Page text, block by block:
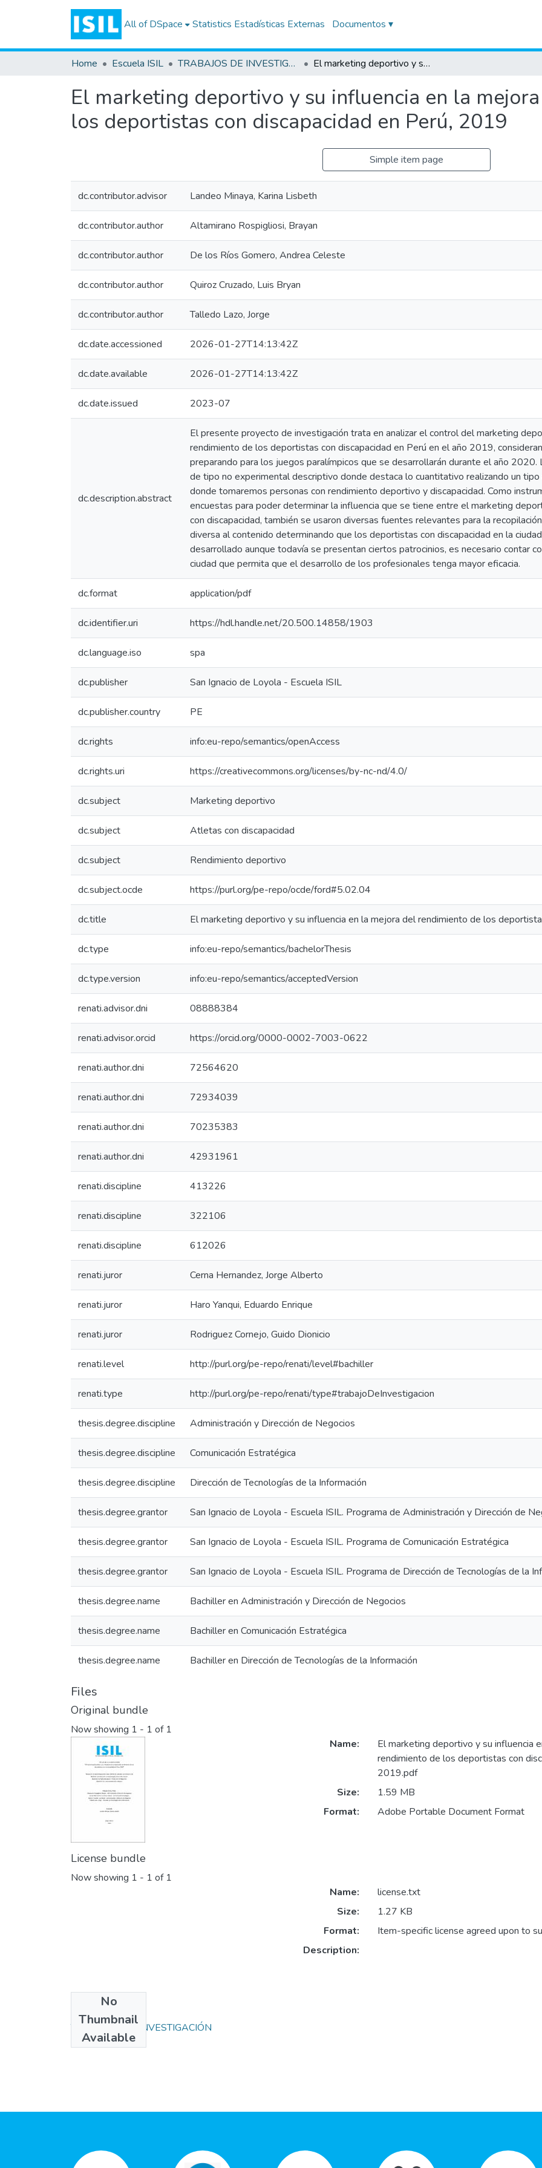
All of DSpace Statistics Estadísticas Externas Documentos ▾
Home Escuela ISIL TRABAJOS DE INVESTIGACIÓN El marketing deportivo y su influencia en la mejora del rendimiento de los deportistas con discapacidad en Perú, 2019
El marketing deportivo y su influencia en la
los deportistas con discapacidad en Perú, 2019
Simple item page
dc.contributor.advisor Landeo Minaya, Karina Lisbeth
dc.contributor.author Altamirano Rospigliosi, Brayan
dc.contributor.author De los Ríos Gomero, Andrea Celeste
dc.contributor.author Quiroz Cruzado, Luis Bryan
dc.contributor.author Talledo Lazo, Jorge
dc.date.accessioned 2026-01-27T14:13:42Z
dc.date.available 2026-01-27T14:13:42Z
dc.date.issued 2023-07
dc.description.abstract
El presente proyecto de investigación trata en analizar el control del marketing
rendimiento de los deportistas con discapacidad en Perú en el año 2019,
preparando para los juegos paralímpicos que se desarrollarán durante el año
de tipo no experimental descriptivo donde destaca lo cuantitativo realizando un tipo
donde tomaremos personas con rendimiento deportivo y discapacidad. Como
encuestas para poder determinar la influencia que se tiene entre el marketing
con discapacidad, también se usaron diversas fuentes relevantes para la
diversa al contenido determinando que los deportistas con discapacidad en la
desarrollado aunque todavía se presentan ciertos patrocinios, es necesario contar
ciudad que permita que el desarrollo de los profesionales tenga mayor eficacia.
dc.format application/pdf
dc.identifier.uri https://hdl.handle.net/20.500.14858/1903
dc.language.iso spa
dc.publisher San Ignacio de Loyola - Escuela ISIL
dc.publisher.country PE
dc.rights info:eu-repo/semantics/openAccess
dc.rights.uri https://creativecommons.org/licenses/by-nc-nd/4.0/
dc.subject Marketing deportivo
dc.subject Atletas con discapacidad
dc.subject Rendimiento deportivo
dc.subject.ocde https://purl.org/pe-repo/ocde/ford#5.02.04
dc.title El marketing deportivo y su influencia en la mejora del rendimiento de los
dc.type info:eu-repo/semantics/bachelorThesis
dc.type.version info:eu-repo/semantics/acceptedVersion
renati.advisor.dni 08888384
renati.advisor.orcid https://orcid.org/0000-0002-7003-0622
renati.author.dni 72564620
renati.author.dni 72934039
renati.author.dni 70235383
renati.author.dni 42931961
renati.discipline 413226
renati.discipline 322106
renati.discipline 612026
renati.juror Cerna Hernandez, Jorge Alberto
renati.juror Haro Yanqui, Eduardo Enrique
renati.juror Rodriguez Cornejo, Guido Dionicio
renati.level http://purl.org/pe-repo/renati/level#bachiller
renati.type http://purl.org/pe-repo/renati/type#trabajoDeInvestigacion
thesis.degree.discipline Administración y Dirección de Negocios
thesis.degree.discipline Comunicación Estratégica
thesis.degree.discipline Dirección de Tecnologías de la Información
thesis.degree.grantor San Ignacio de Loyola - Escuela ISIL. Programa de Administración y Dirección de
thesis.degree.grantor San Ignacio de Loyola - Escuela ISIL. Programa de Comunicación Estratégica
thesis.degree.grantor San Ignacio de Loyola - Escuela ISIL. Programa de Dirección de Tecnologías de la
thesis.degree.name Bachiller en Administración y Dirección de Negocios
thesis.degree.name Bachiller en Comunicación Estratégica
thesis.degree.name Bachiller en Dirección de Tecnologías de la Información
Files
Original bundle
Now showing 1 - 1 of 1
Name:
El marketing deportivo y su influencia
rendimiento de los deportistas con
2019.pdf
Size:
1.59 MB
Format:
Adobe Portable Document Format
License bundle
Now showing 1 - 1 of 1
No
Thumbnail
Available
Name:
license.txt
Size:
1.27 KB
Format:
Item-specific license agreed upon to
Description:
Collections
TRABAJOS DE INVESTIGACIÓN